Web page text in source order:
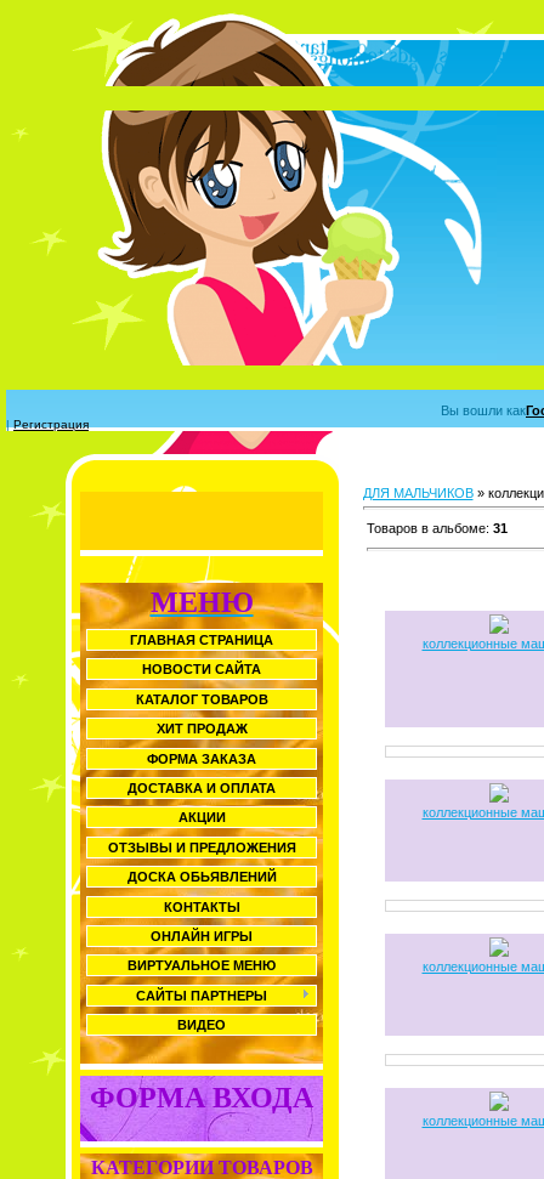
У
Вы вошли как
| Регистрация
МЕНЮ
ГЛАВНАЯ СТРАНИЦА
НОВОСТИ САЙТА
КАТАЛОГ ТОВАРОВ
ХИТ ПРОДАЖ
ФОРМА ЗАКАЗА
ДОСТАВКА И ОПЛАТА
АКЦИИ
ОТЗЫВЫ И ПРЕДЛОЖЕНИЯ
ДОСКА ОБЬЯВЛЕНИЙ
КОНТАКТЫ
ОНЛАЙН ИГРЫ
ВИРТУАЛЬНОЕ МЕНЮ
САЙТЫ ПАРТНЕРЫ
ВИДЕО
ФОРМА ВХОДА
КАТЕГОРИИ ТОВАРОВ
ДЛЯ МАЛЬЧИКОВ»
Товаров в альбоме: 31
коллекционные
коллекционные
коллекционные
коллекционные